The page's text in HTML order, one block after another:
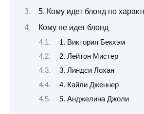
5. Кому идет блонд по
Кому не идет блонд
1. Виктория Бекхэм
2. Лейтон Мистер
3. Линдси Лохан
4. Кайли Дженнер
5. Анджелина Джоли